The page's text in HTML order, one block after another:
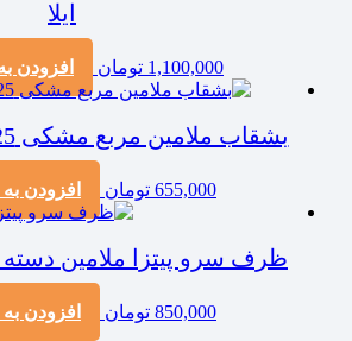
ایلا
1,100,000 تومان افزودن
بشقاب ملامین مربع مشکی 8825 یک عددی ایلا
655,000 تومان افزودن
ظرف سرو پیتزا ملامین دسته
850,000 تومان افزودن